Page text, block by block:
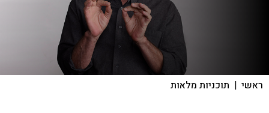
ראשי | תוכניות מלאות